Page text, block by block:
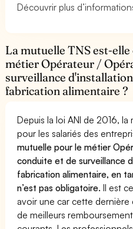
Découvrir plus
La mutuelle TNS est-
métier Opérateur /
surveillance
fabrication alimentaire ?
Depuis la loi ANI de 2016,
pour les salariés des
mutuelle pour le métier
conduite et de surveillance
fabrication alimentaire, en
n’est pas obligatoire.Il est
avoir une car cette
de meilleurs